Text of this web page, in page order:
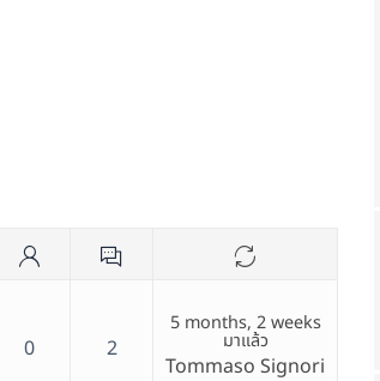
0 2
5 months, 2 weeks
มาแล้ว
Tommaso Signori